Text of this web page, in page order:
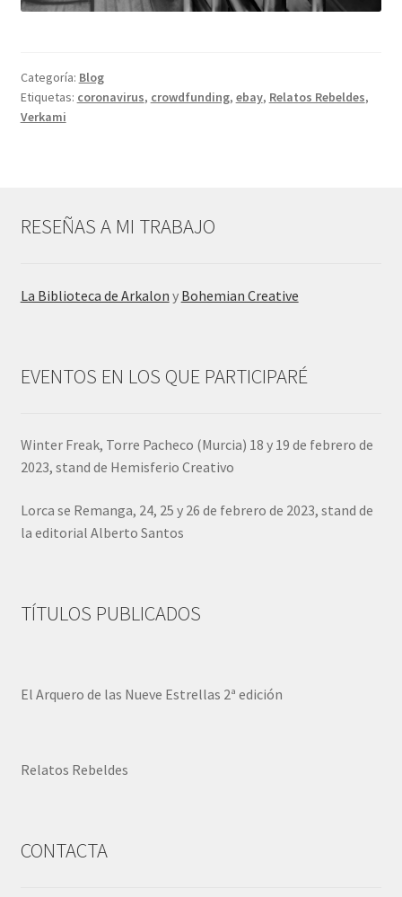
Categoría: Blog
Etiquetas: coronavirus, crowdfunding, ebay, Relatos Rebeldes,
Verkami
RESEÑAS A MI TRABAJO
La Biblioteca de Arkalon y Bohemian Creative
EVENTOS EN LOS QUE PARTICIPARÉ
Winter Freak, Torre Pacheco (Murcia) 18 y 19 de febrero de
2023, stand de Hemisferio Creativo
Lorca se Remanga, 24, 25 y 26 de febrero de 2023, stand de
la editorial Alberto Santos
TÍTULOS PUBLICADOS
El Arquero de las Nueve Estrellas 2ª edición
Relatos Rebeldes
CONTACTA